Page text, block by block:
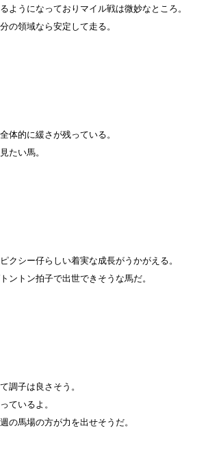
ようになっておりマイル戦は微妙なところ。
の領域なら安定して走る。
体的に緩さが残っている。
たい馬。
クシー仔らしい着実な成長がうかがえる。
ントン拍子で出世できそうな馬だ。
調子は良さそう。
ているよ。
の馬場の方が力を出せそうだ。